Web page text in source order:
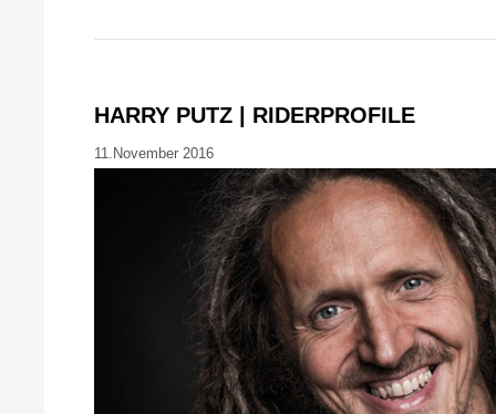
HARRY PUTZ | RIDERPROFILE
11.November 2016